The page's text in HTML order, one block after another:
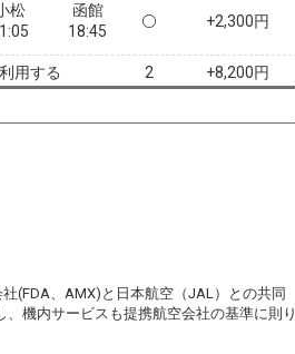
松
函館
18:45
+2,300円
用する 2 +8,200円
+2,300円
(FDA、AMX)と日本航空（JAL）との共同
機内サービスも提携航空会社の基準に則り